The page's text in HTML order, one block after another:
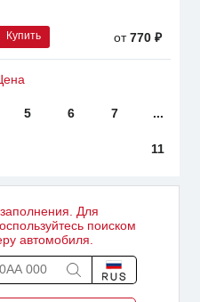
Купить от770 ₽
5 6 7 ...
11
Для
поиском
автомобиля.